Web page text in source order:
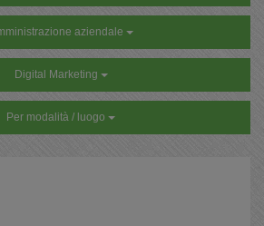
aziendale
Digital Marketing
Per modalità / luogo